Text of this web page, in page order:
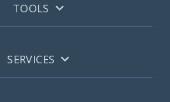
TOOLS
SERVICES